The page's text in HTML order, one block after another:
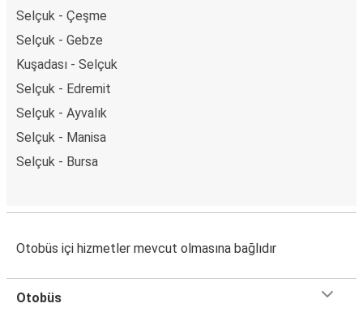
Selçuk - Çeşme
Selçuk - Gebze
Kuşadası - Selçuk
Selçuk - Edremit
Selçuk - Ayvalık
Selçuk - Manisa
Selçuk - Bursa
Otobüs içi hizmetler mevcut olmasına bağlıdır
Otobüs